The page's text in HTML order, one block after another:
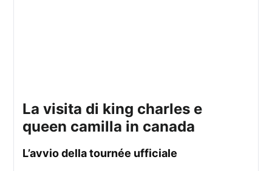
la visita di king charles e
queen camilla in canada
l’avvio della tournée ufficiale